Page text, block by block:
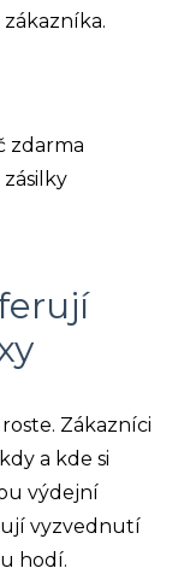
zdarma
Zákazníci
a kde si
výdejní
vyzvednutí
hodí.